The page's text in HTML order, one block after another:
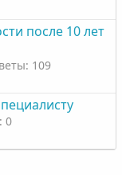
после 10 лет
109
0